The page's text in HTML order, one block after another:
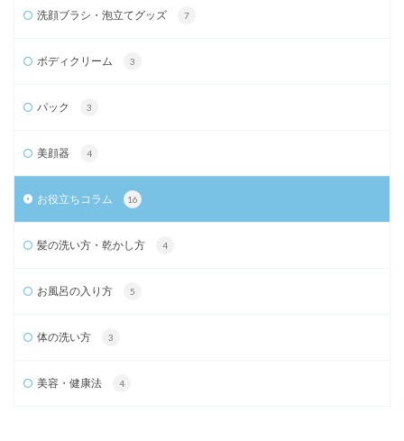
洗顔ブラシ・泡立てグッズ 7
ボディクリーム 3
パック 3
美顔器 4
お役立ちコラム 16
髪の洗い方・乾かし方 4
お風呂の入り方 5
体の洗い方 3
美容・健康法 4